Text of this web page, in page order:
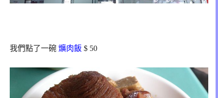
我們點了一碗 爌肉飯 $ 50